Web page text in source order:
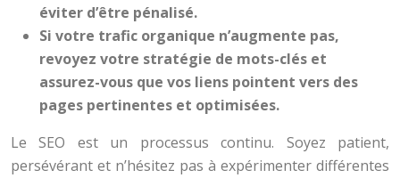
éviter d’être pénalisé.
Si votre trafic organique n’augmente pas,
revoyez votre stratégie de mots-clés et
assurez-vous que vos liens pointent vers des
pages pertinentes et optimisées.
Le SEO est un processus continu. Soyez patient,
persévérant et n’hésitez pas à expérimenter différentes